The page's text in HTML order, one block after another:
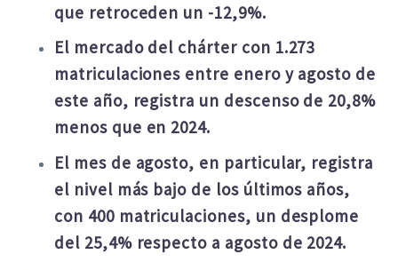
que retroceden un -12,9%.
El mercado del chárter con 1.273
matriculaciones entre enero y agosto de
este año, registra un descenso de 20,8%
menos que en 2024.
El mes de agosto, en particular, registra
el nivel más bajo de los últimos años,
con 400 matriculaciones, un desplome
del 25,4% respecto a agosto de 2024.